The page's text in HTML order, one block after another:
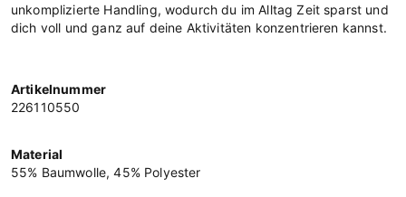
unkomplizierte Handling, wodurch du im Alltag Zeit sparst und
dich voll und ganz auf deine Aktivitäten konzentrieren kannst.
Artikelnummer
226110550
Material
55% Baumwolle, 45% Polyester